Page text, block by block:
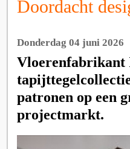
Doordacht
Donderdag 04 juni 2026
Vloerenfabrikant
patronen op een
projectmarkt.